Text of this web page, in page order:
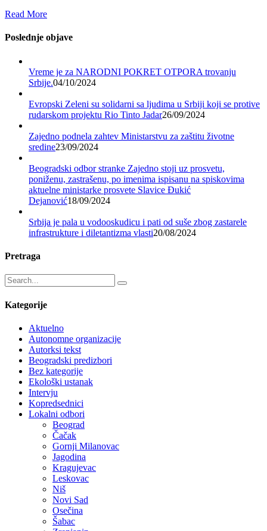
Read More
Poslednje objave
Vreme je za NARODNI POKRET OTPORA trovanju
Srbije.04/10/2024
Evropski Zeleni su solidarni sa ljudima u Srbiji koji se protive
rudarskom projektu Rio Tinto Jadar26/09/2024
Zajedno podnela zahtev Ministarstvu za zaštitu životne
sredine23/09/2024
Beogradski odbor stranke Zajedno stoji uz prosvetu,
poniženu, zastrašenu, po imenima ispisanu na spiskovima
aktuelne ministarke prosvete Slavice Đukić
Dejanović18/09/2024
Srbija je pala u vodooskudicu i pati od suše zbog zastarele
infrastrukture i diletantizma vlasti20/08/2024
Pretraga
Kategorije
Aktuelno
Autonomne organizacije
Autorksi tekst
Beogradski predizbori
Bez kategorije
Ekološki ustanak
Intervju
Kopredsednici
Lokalni odbori
Beograd
Čačak
Gornji Milanovac
Jagodina
Kragujevac
Leskovac
Niš
Novi Sad
Osečina
Šabac